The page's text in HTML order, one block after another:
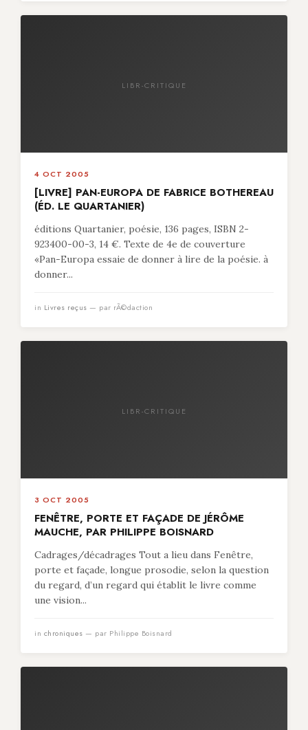
LIBR-CRITIQUE
4 OCT 2005
[LIVRE] PAN-EUROPA DE FABRICE BOTHEREAU
(ÉD. LE QUARTANIER)
éditions Quartanier, poésie, 136 pages, ISBN 2-
923400-00-3, 14 €. Texte de 4e de couverture
«Pan-Europa essaie de donner à lire de la poésie. à
donner...
in Livres reçus — par rÃ©daction
LIBR-CRITIQUE
3 OCT 2005
FENÊTRE, PORTE ET FAÇADE DE JÉRÔME
MAUCHE, PAR PHILIPPE BOISNARD
Cadrages/décadrages Tout a lieu dans Fenêtre,
porte et façade, longue prosodie, selon la question
du regard, d’un regard qui établit le livre comme
une vision...
in chroniques — par Philippe Boisnard